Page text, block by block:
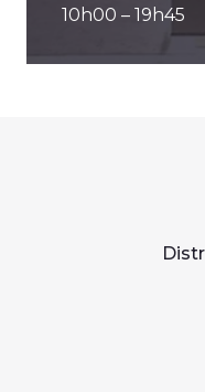
10h00 – 19h45